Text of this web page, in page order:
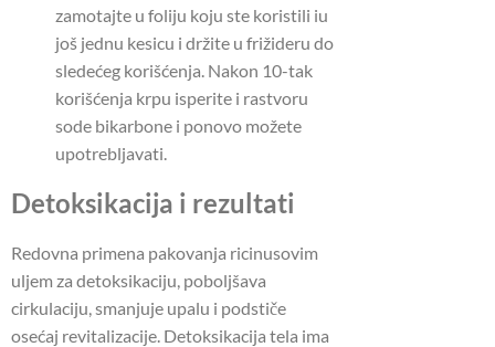
zamotajte u foliju koju ste koristili iu
još jednu kesicu i držite u frižideru do
sledećeg korišćenja. Nakon 10-tak
korišćenja krpu isperite i rastvoru
sode bikarbone i ponovo možete
upotrebljavati.
Detoksikacija i rezultati
Redovna primena pakovanja ricinusovim
uljem za detoksikaciju, poboljšava
cirkulaciju, smanjuje upalu i podstiče
osećaj revitalizacije. Detoksikacija tela ima